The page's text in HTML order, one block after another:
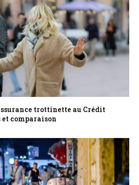
trottinette au Crédit
comparaison